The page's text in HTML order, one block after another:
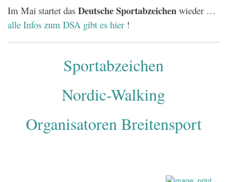
Im Mai startet das Deutsche Sportabzeichen wieder …
alle Infos zum DSA gibt es hier !
Sportabzeichen
Nordic-Walking
Organisatoren Breitensport